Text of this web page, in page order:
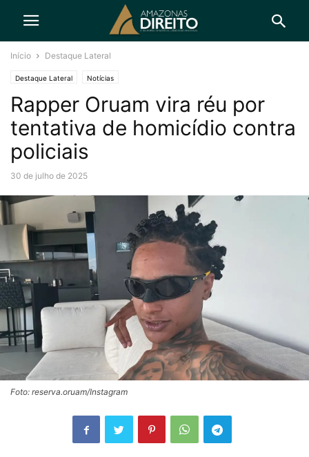
Início Destaque Lateral
Destaque Lateral Notícias
Rapper Oruam vira réu por
tentativa de homicídio contra
policiais
30 de julho de 2025
Foto: reserva.oruam/Instagram